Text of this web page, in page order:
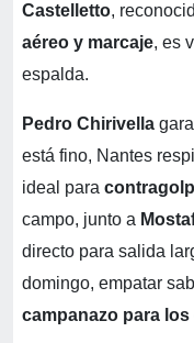
Castelletto,
aéreo y marcaje, es
espalda.
Pedro Chirivella
está fino, Nantes
ideal para
campo, junto a
directo para salida
domingo, empatar
campanazo para